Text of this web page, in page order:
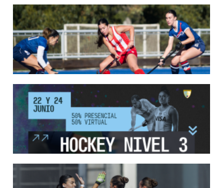
18/05/2026
SE DEFINIERON LOS CAMPEONES DE LA PRIMERA FASE DE ...
Del 13 al 17 de mayo se llevó a cabo el torneo que reúne a los mejores clubes del
país.
LEER MÁS
13/05/2026
EN MARCHA LA PRIMERA FASE DE LA SUPERLIGA DE HOCKE...
Del 13 al 17 de mayo los mejores clubes del país se enfrentan durante 5 días en
todo el territorio nacional
LEER MÁS
12/05/2026
INSCRIPCIONES ABIERTAS AL CURSO DE TÉCNICO NACIONA...
Del 11 al 15 de mayo se realizará el período de pre-inscripción.